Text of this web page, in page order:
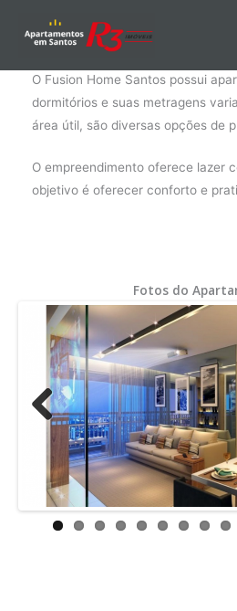
para
conteúdo
Fusion Home Santos
O Fusion Home Santos possui
dormitórios e suas metragens
área útil, são diversas opções de
O empreendimento oferece lazer
objetivo é oferecer conforto e
Fotos do
Previ